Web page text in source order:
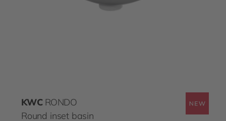
KWC RONDO
Round inset basin